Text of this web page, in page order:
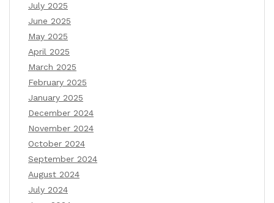
July 2025
June 2025
May 2025
April 2025
March 2025
February 2025
January 2025
December 2024
November 2024
October 2024
September 2024
August 2024
July 2024